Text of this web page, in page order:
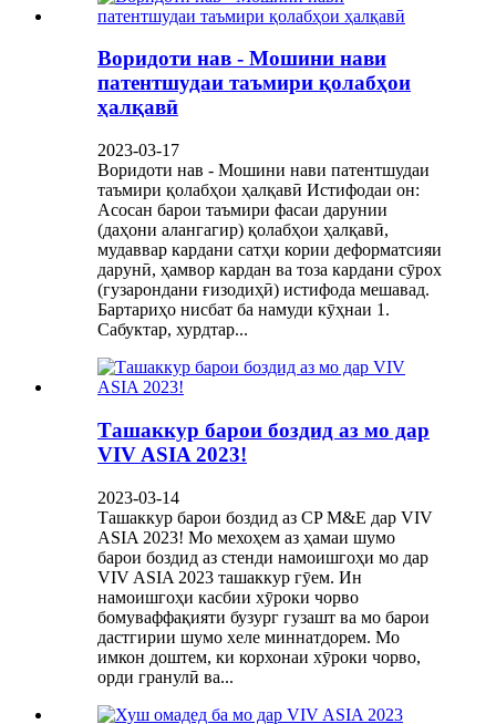
Воридоти нав - Мошини нави
патентшудаи таъмири қолабҳои
ҳалқавӣ
2023-03-17
Воридоти нав - Мошини нави патентшудаи
таъмири қолабҳои ҳалқавӣ Истифодаи он:
Асосан барои таъмири фасаи дарунии
(даҳони алангагир) қолабҳои ҳалқавӣ,
мудаввар кардани сатҳи кории деформатсияи
дарунӣ, ҳамвор кардан ва тоза кардани сӯрох
(гузарондани ғизодиҳӣ) истифода мешавад.
Бартариҳо нисбат ба намуди кӯҳнаи 1.
Сабуктар, хурдтар...
Ташаккур барои боздид аз мо дар
VIV ASIA 2023!
2023-03-14
Ташаккур барои боздид аз CP M&E дар VIV
ASIA 2023! Мо мехоҳем аз ҳамаи шумо
барои боздид аз стенди намоишгоҳи мо дар
VIV ASIA 2023 ташаккур гӯем. Ин
намоишгоҳи касбии хӯроки чорво
бомуваффақияти бузург гузашт ва мо барои
дастгирии шумо хеле миннатдорем. Мо
имкон доштем, ки корхонаи хӯроки чорво,
орди гранулӣ ва...